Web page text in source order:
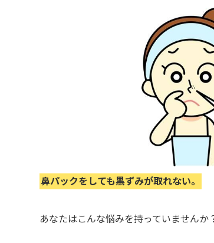
鼻パックをしても黒ずみが取れない。
あなたはこんな悩みを持っていませんか